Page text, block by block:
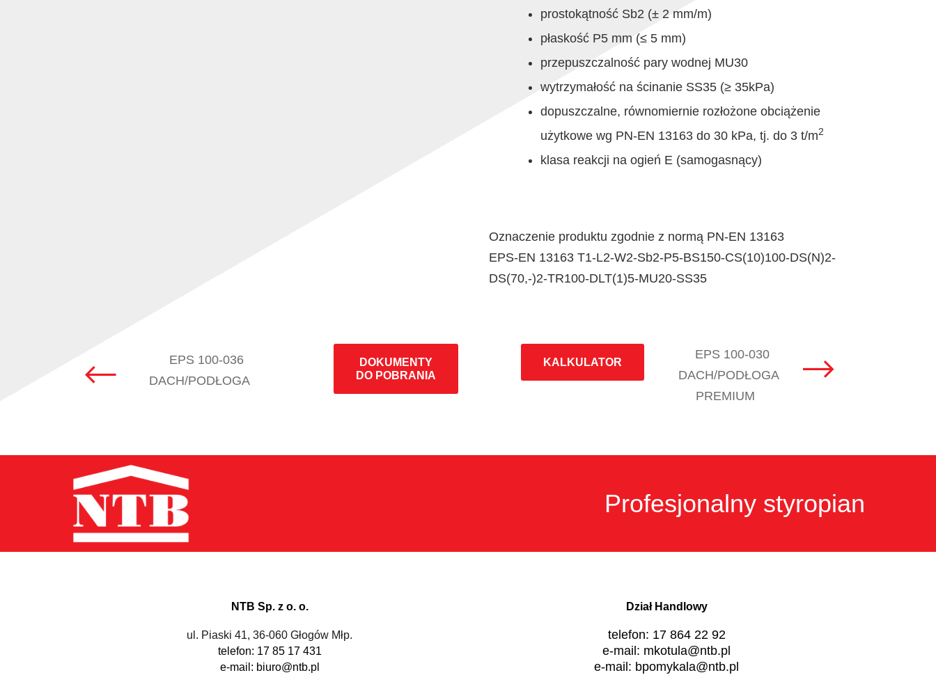
prostokątność Sb2 (± 2 mm/m)
płaskość P5 mm (≤ 5 mm)
przepuszczalność pary wodnej MU30
wytrzymałość na ścinanie SS35 (≥ 35kPa)
dopuszczalne, równomiernie rozłożone obciążenie
użytkowe wg PN-EN 13163 do 30 kPa, tj. do 3 t/m2
klasa reakcji na ogień E (samogasnący)
Oznaczenie produktu zgodnie z normą PN-EN 13163
EPS-EN 13163 T1-L2-W2-Sb2-P5-BS150-CS(10)100-DS(N)2-
DS(70,-)2-TR100-DLT(1)5-MU20-SS35
EPS 100-036
DACH/PODŁOGA
DOKUMENTY
DO POBRANIA
KALKULATOR
EPS 100-030
DACH/PODŁOGA
PREMIUM
Profesjonalny styropian
NTB Sp. z o. o.
ul. Piaski 41, 36-060 Głogów Młp.
telefon: 17 85 17 431
e-mail: biuro@ntb.pl
Dział Handlowy
telefon: 17 864 22 92
e-mail: mkotula@ntb.pl
e-mail: bpomykala@ntb.pl